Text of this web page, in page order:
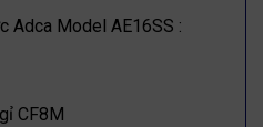
Adca Model AE16SS :
CF8M